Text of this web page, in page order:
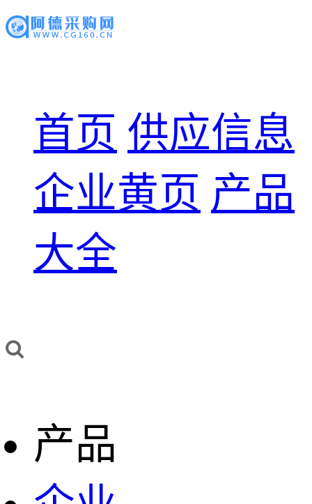
首页 供应信息
企业黄页 产品
大全
产品